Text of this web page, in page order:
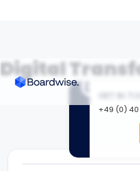
Digital
GET IN
+49 (0) 40